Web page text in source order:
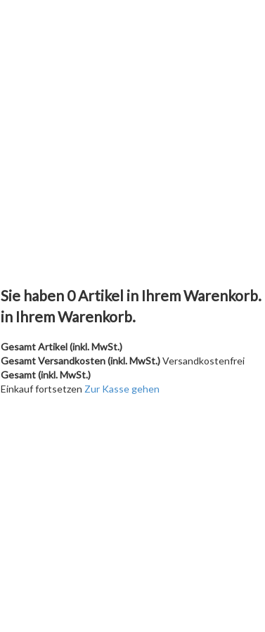
Sie haben 0Artikel in Ihrem Warenkorb.
in Ihrem Warenkorb.
Gesamt Artikel (inkl. MwSt.)
Gesamt Versandkosten (inkl. MwSt.)Versandkostenfrei
Gesamt (inkl. MwSt.)
Einkauf fortsetzen Zur Kasse gehen